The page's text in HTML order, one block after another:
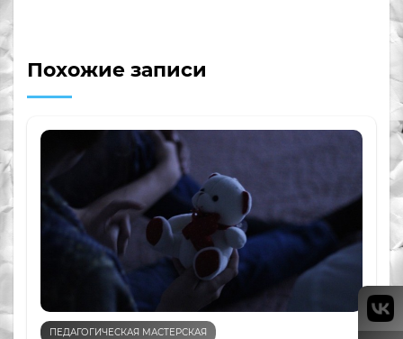
Похожие записи
ПЕДАГОГИЧЕСКАЯ МАСТЕРСКАЯ